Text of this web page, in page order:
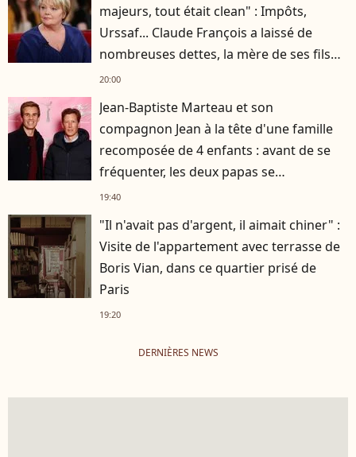
majeurs, tout était clean" : Impôts,
Urssaf... Claude François a laissé de
nombreuses dettes, la mère de ses fils
s'est occupée de tout
20:00
Jean-Baptiste Marteau et son
compagnon Jean à la tête d'une famille
recomposée de 4 enfants : avant de se
fréquenter, les deux papas se
connaissaient depuis des années
19:40
"Il n'avait pas d'argent, il aimait chiner" :
Visite de l'appartement avec terrasse de
Boris Vian, dans ce quartier prisé de
Paris
19:20
DERNIÈRES NEWS